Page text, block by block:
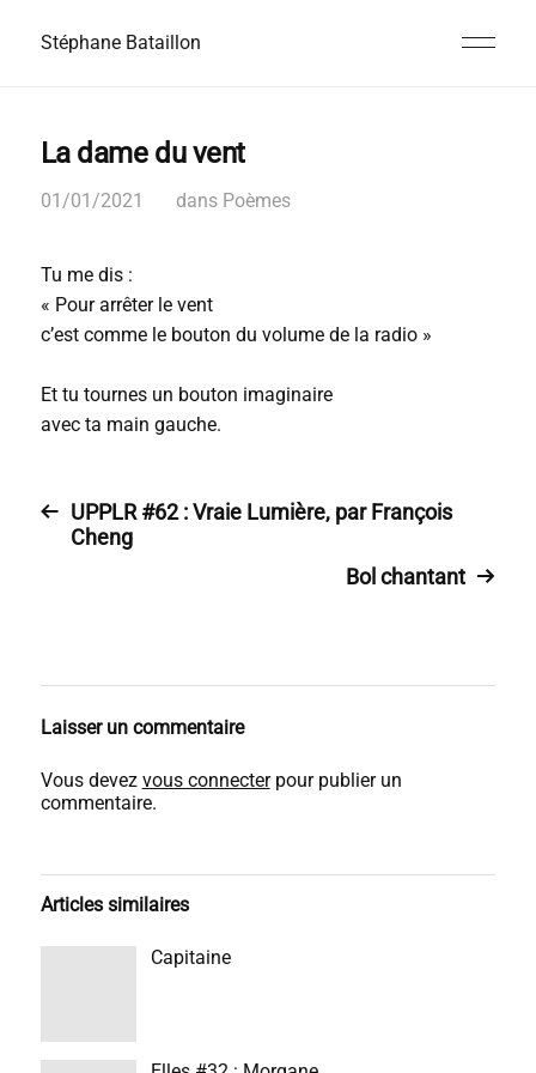
Stéphane Bataillon
La dame du vent
01/01/2021 dans Poèmes
Tu me dis :
« Pour arrêter le vent
c’est comme le bouton du volume de la radio »
Et tu tournes un bouton imaginaire
avec ta main gauche.
UPPLR #62 : Vraie Lumière, par François
Cheng
Bol chantant
Laisser un commentaire
Vous devez vous connecterpour publier un
commentaire.
Articles similaires
Capitaine